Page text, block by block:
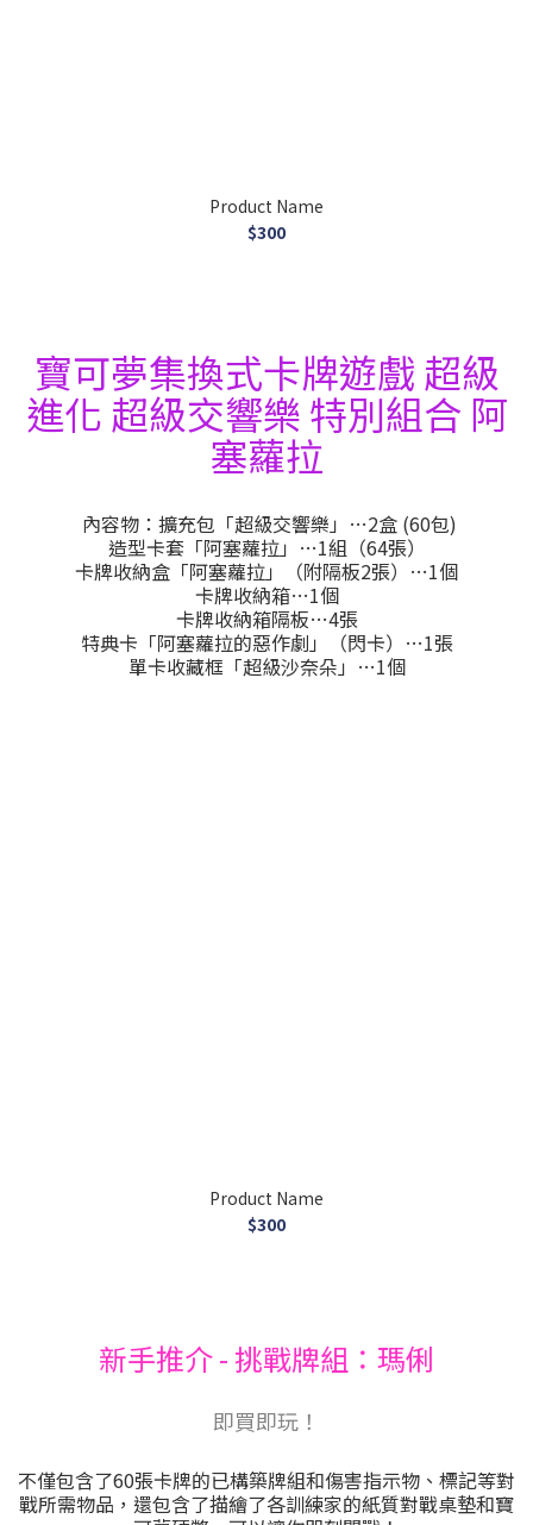
Product Name
$300
寶可夢集換式卡牌遊戲 超級
進化 超級交響樂 特別組合 阿
塞蘿拉
內容物：擴充包「超級交響樂」…2盒 (60包)
造型卡套「阿塞蘿拉」…1組（64張）
卡牌收納盒「阿塞蘿拉」（附隔板2張）…1個
卡牌收納箱…1個
卡牌收納箱隔板…4張
特典卡「阿塞蘿拉的惡作劇」（閃卡）…1張
單卡收藏框「超級沙奈朵」…1個
Product Name
$300
新手推介 - 挑戰牌組：瑪俐
即買即玩！
不僅包含了60張卡牌的已構築牌組和傷害指示物、標記等對
戰所需物品，還包含了描繪了各訓練家的紙質對戰桌墊和寶